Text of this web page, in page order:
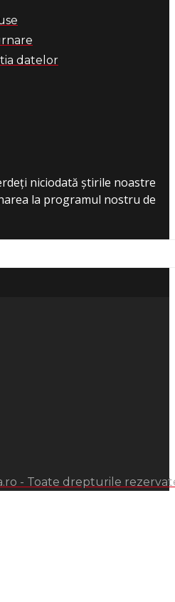
datelor
niciodată știrile noastre
la programul nostru de
- Toate drepturile